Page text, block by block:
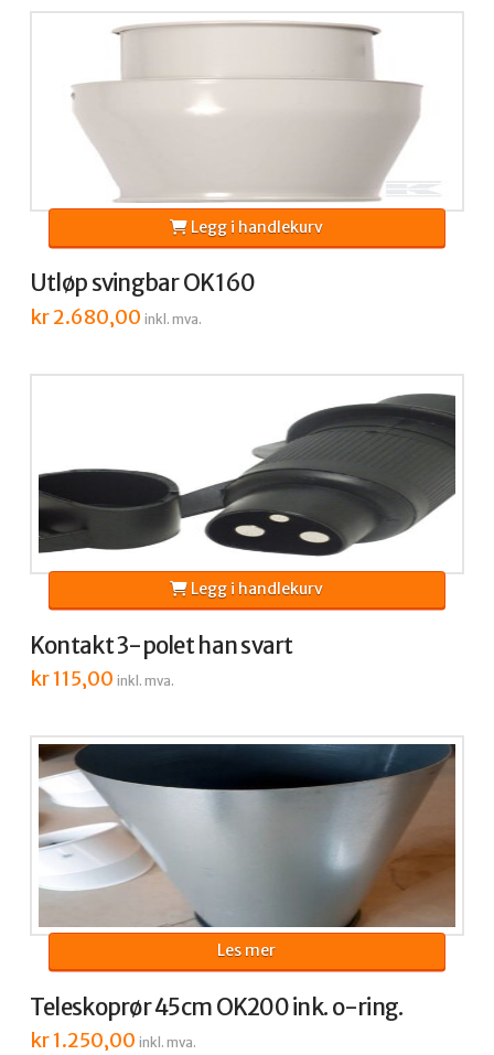
Utløp svingbar OK160
kr2.680,00 inkl. mva.
Legg i handlekurv
Kontakt 3-polet han svart
kr115,00 inkl. mva.
Legg i handlekurv
Teleskoprør 45cm OK200 ink. o-ring.
kr1.250,00 inkl. mva.
Les mer